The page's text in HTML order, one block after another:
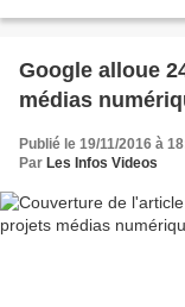
Google alloue
médias
Publié le 19/11/2016 à
Par Les Infos Videos